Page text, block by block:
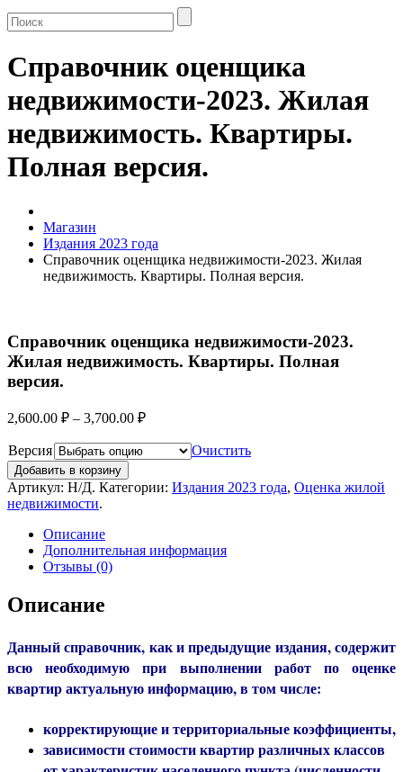
Справочник оценщика
недвижимости-2023. Жилая
недвижимость. Квартиры.
Полная версия.
Магазин
Издания 2023 года
Справочник оценщика недвижимости-2023. Жилая
недвижимость. Квартиры. Полная версия.
Справочник оценщика недвижимости-2023.
Жилая недвижимость. Квартиры. Полная
версия.
2,600.00 ₽ – 3,700.00 ₽
Версия Очистить
Добавить в корзину
Артикул: Н/Д. Категории: Издания 2023 года, Оценка жилой
недвижимости.
Описание
Дополнительная информация
Отзывы (0)
Описание
Данный справочник, как и предыдущие издания, содержит
всю необходимую при выполнении работ по оценке
квартир актуальную информацию, в том числе:
корректирующие и территориальные коэффициенты,
зависимости стоимости квартир различных классов